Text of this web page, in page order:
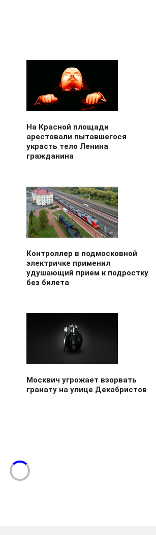
На Красной площади
арестовали пытавшегося
украсть тело Ленина
гражданина
Контроллер в подмосковной
электричке применил
удушающий прием к подростку
без билета
Москвич угрожает взорвать
гранату на улице Декабристов